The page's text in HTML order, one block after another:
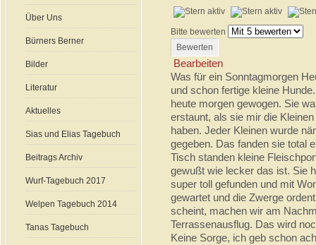
Über Uns
Bürners Berner
Bilder
Literatur
Aktuelles
Sias und Elias Tagebuch
Beitrags Archiv
Wurf-Tagebuch 2017
Welpen Tagebuch 2014
Tanas Tagebuch
Bitte bewerten
Bearbeiten
Was für ein Sonntagmorgen
und schon fertige kleine
heute morgen gewogen. Sie
erstaunt, als sie mir die
haben. Jeder Kleinen wurde
gegeben. Das fanden sie total
Tisch standen kleine
gewußt wie lecker das ist. Sie
super toll gefunden und mit
gewartet und die Zwerge
scheint, machen wir am
Terrassenausflug. Das wird
Keine Sorge, ich geb schon